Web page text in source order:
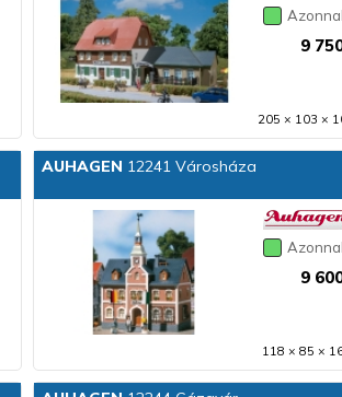
9
205 × 103 ×
AUHAGEN 12241 Városháza
9
118 × 85 ×